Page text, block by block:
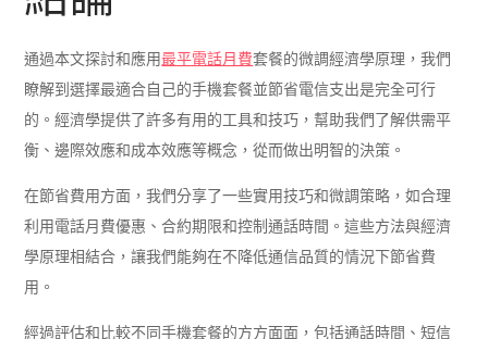
通過本文探討和應用最平電話月費套餐的微調經濟學原理，我們
瞭解到選擇最適合自己的手機套餐並節省電信支出是完全可行
的。經濟學提供了許多有用的工具和技巧，幫助我們了解供需平
衡、邊際效應和成本效應等概念，從而做出明智的決策。
在節省費用方面，我們分享了一些實用技巧和微調策略，如合理
利用電話月費優惠、合約期限和控制通話時間。這些方法與經濟
學原理相結合，讓我們能夠在不降低通信品質的情況下節省費
用。
經過評估和比較不同手機套餐的方方面面，包括通話時間、短信